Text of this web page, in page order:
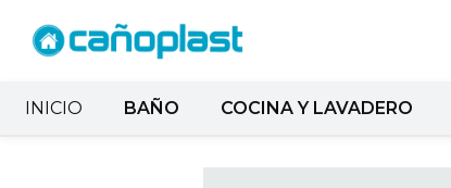
INICIO BAÑO COCINA Y LAVADERO